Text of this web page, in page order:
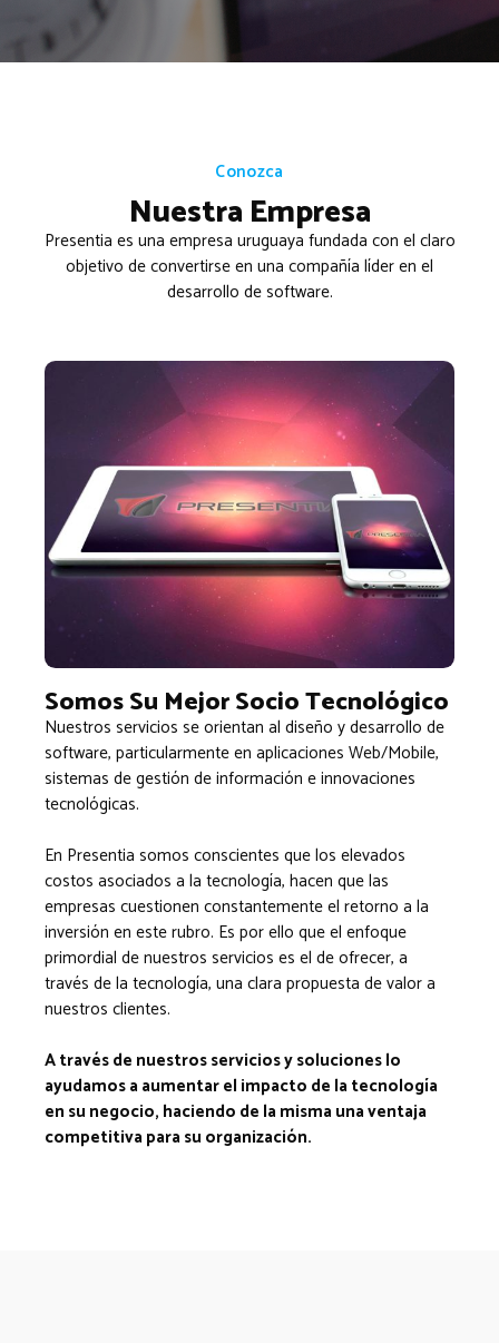
Conozca
Nuestra Empresa
Presentia es una empresa uruguaya fundada con el claro
objetivo de convertirse en una compañía líder en el
desarrollo de software.
Somos Su Mejor Socio Tecnológico
Nuestros servicios se orientan al diseño y desarrollo de
software, particularmente en aplicaciones Web/Mobile,
sistemas de gestión de información e innovaciones
tecnológicas.
En Presentia somos conscientes que los elevados
costos asociados a la tecnología, hacen que las
empresas cuestionen constantemente el retorno a la
inversión en este rubro. Es por ello que el enfoque
primordial de nuestros servicios es el de ofrecer, a
través de la tecnología, una clara propuesta de valor a
nuestros clientes.
A través de nuestros servicios y soluciones lo
ayudamos a aumentar el impacto de la tecnología
en su negocio, haciendo de la misma una ventaja
competitiva para su organización.